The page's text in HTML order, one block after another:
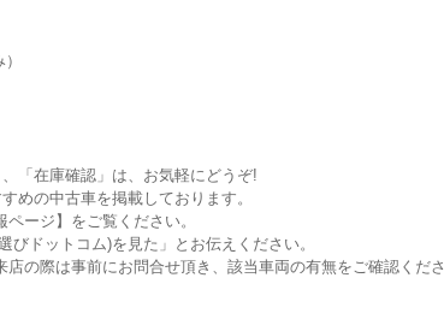
「在庫確認」は、お気軽にどうぞ!
めの中古車を掲載しております。
ージ】をご覧ください。
ドットコム)を見た」とお伝えください。
の際は事前にお問合せ頂き、該当車両の有無をご確認くださ